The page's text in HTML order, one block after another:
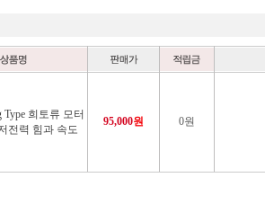
Type 희토류 모터
전력 힘과 속도
95,000원 0원